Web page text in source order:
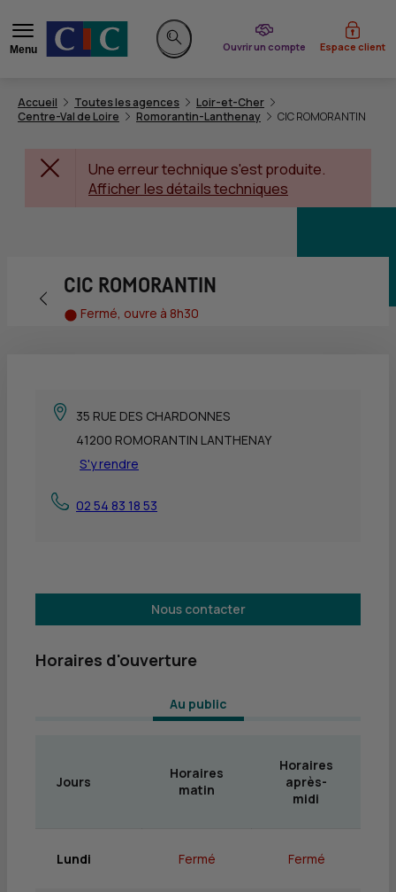
Menu
Rechercher sur le site
Ouvrir un compte
du CIC Espace client
Accueil Toutes les agences
Loir-et-Cher
Centre-Val de Loire
Romorantin-Lanthenay CIC ROMORANTIN
Une erreur technique s'est produite.
Afficher les détails techniques
Retour vers la page précédente
CIC ROMORANTIN
Fermé, ouvre à 8h30
35 RUE DES CHARDONNES
41200 ROMORANTIN LANTHENAY
S'y rendre
02 54 83 18 53
Nous contacter
Horaires d'ouverture
Au public
Jours
Horaires
matin
Horaires
après-
midi
Lundi Fermé Fermé